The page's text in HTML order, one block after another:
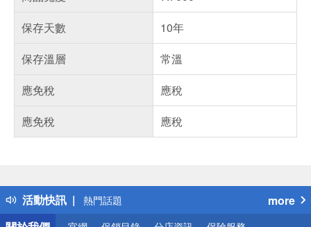
保存天數
10年
保存溫層
常溫
應免稅
應稅
應免稅
應稅
活動快訊
得獎公告
熱門話題
銀行優惠
more